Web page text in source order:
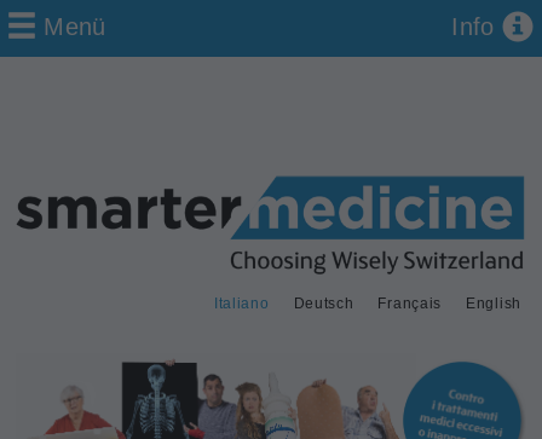
Deutsch Français
Italiano English
Menü Info